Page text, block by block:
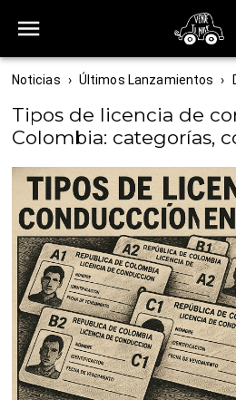
Noticias › Últimos Lanzamientos ›
Tipos de licencia de
Colombia: categorías,